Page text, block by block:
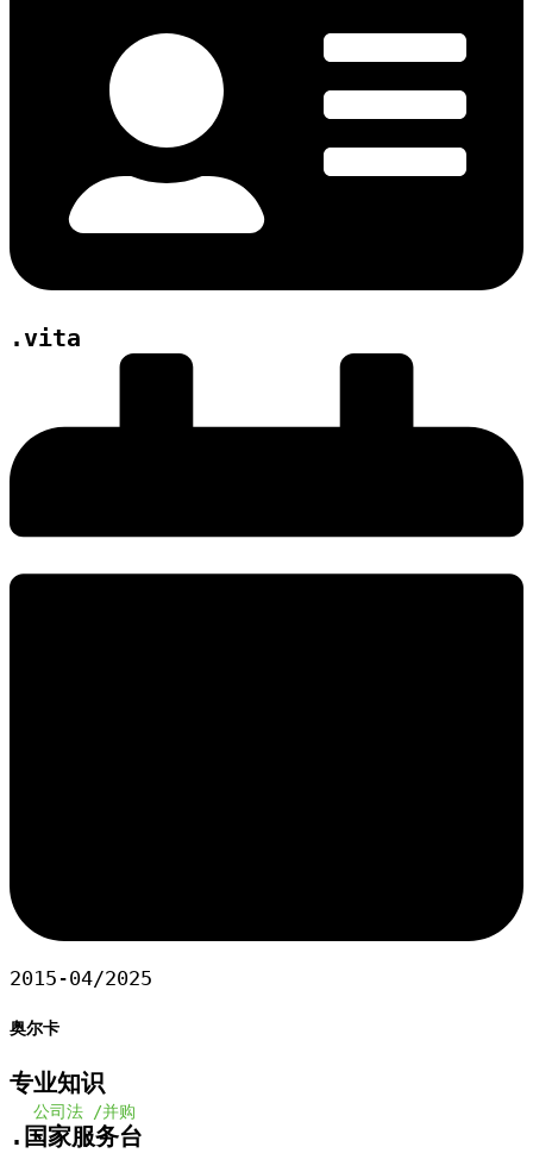
.vita
2015-04/2025
奥尔卡
专业知识
公司法 /并购
.国家服务台